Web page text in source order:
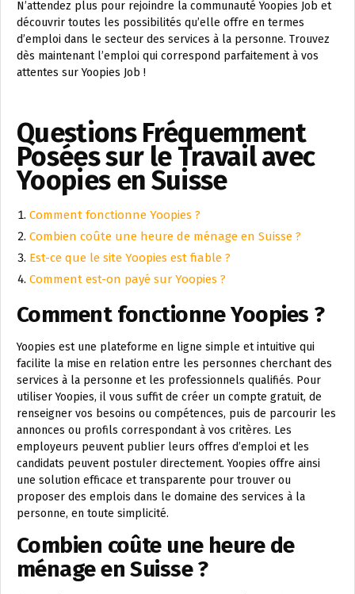
N’attendez plus pour rejoindre la communauté Yoopies Job et
découvrir toutes les possibilités qu’elle offre en termes
d’emploi dans le secteur des services à la personne. Trouvez
dès maintenant l’emploi qui correspond parfaitement à vos
attentes sur Yoopies Job !
Questions Fréquemment
Posées sur le Travail avec
Yoopies en Suisse
Comment fonctionne Yoopies ?
Combien coûte une heure de ménage en Suisse ?
Est-ce que le site Yoopies est fiable ?
Comment est-on payé sur Yoopies ?
Comment fonctionne Yoopies ?
Yoopies est une plateforme en ligne simple et intuitive qui
facilite la mise en relation entre les personnes cherchant des
services à la personne et les professionnels qualifiés. Pour
utiliser Yoopies, il vous suffit de créer un compte gratuit, de
renseigner vos besoins ou compétences, puis de parcourir les
annonces ou profils correspondant à vos critères. Les
employeurs peuvent publier leurs offres d’emploi et les
candidats peuvent postuler directement. Yoopies offre ainsi
une solution efficace et transparente pour trouver ou
proposer des emplois dans le domaine des services à la
personne, en toute simplicité.
Combien coûte une heure de
ménage en Suisse ?